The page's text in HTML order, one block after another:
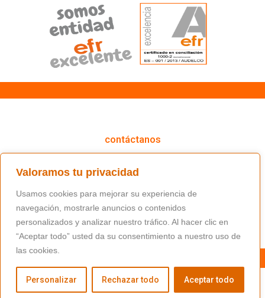
Valoramos tu privacidad
Usamos cookies para mejorar su experiencia de
navegación, mostrarle anuncios o contenidos
personalizados y analizar nuestro tráfico. Al hacer clic en
“Aceptar todo” usted da su consentimiento a nuestro uso de
las cookies.
Personalizar Rechazar todo Aceptar todo
contáctanos
(+34) 91 766 98 56 / fundacion@masfamilia.org
síguenos en nuestras redes sociales